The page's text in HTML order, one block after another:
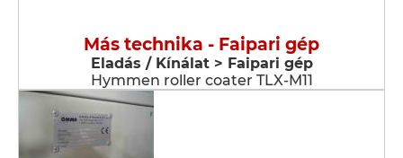
Más technika - Faipari gép
Eladás / Kínálat > Faipari gép
Hymmen roller coater TLX-M11